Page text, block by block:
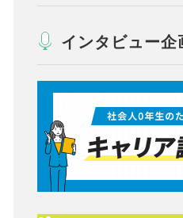
インタビュー企